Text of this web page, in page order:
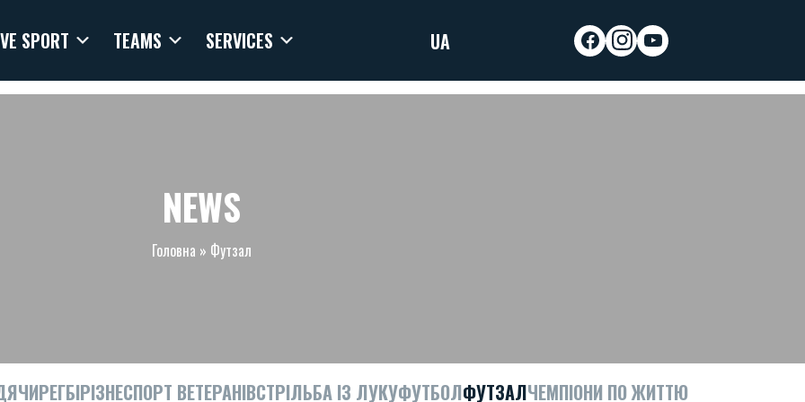
SPORT TEAMS SERVICES UA facebookinstagram
youtube
NEWS
Головна » Футзал
РЕГБІРІЗНЕСПОРТ ВЕТЕРАНІВСТРІЛЬБА ІЗ ЛУКУФУТБОЛФУТЗАЛЧЕМПІОНИ ПО ЖИТТЮ